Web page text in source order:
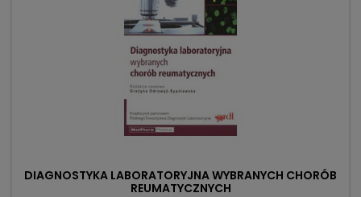
DIAGNOSTYKA LABORATORYJNA WYBRANYCH CHORÓB
REUMATYCZNYCH